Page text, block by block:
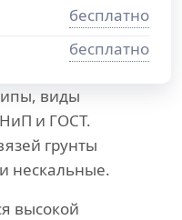
бесплатно
бесплатно
виды
и ГОСТ.
грунты
нескальные.
высокой